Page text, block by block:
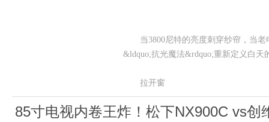
当3800尼特的亮度刺穿纱帘，当老
&ldquo;抗光魔法&rdquo;重新定义白天
拉开窗
85寸电视内卷王炸！松下NX900C vs